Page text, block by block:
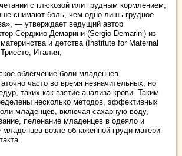
с глюкозой или грудным кормлением,
снимают боль, чем одно лишь грудное
— утверждает ведущий автор
Серджио Демарини (Sergio Demarini) из
и детства (Institute for Maternal
Италия,
облегчение боли младенцев
часто во время незначительных, но
таких как взятие анализа крови. Таким
несколько методов, эффективных
младенцев, включая сахарную воду,
пеленание младенцев в одеяло и
возле обнаженной груди матери